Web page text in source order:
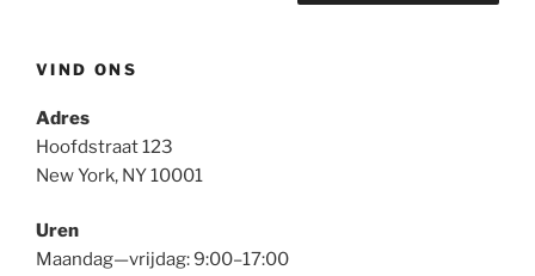
VIND ONS
Adres
Hoofdstraat 123
New York, NY 10001
Uren
Maandag—vrijdag: 9:00–17:00